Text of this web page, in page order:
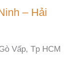
– Hải
Vấp, Tp HCM